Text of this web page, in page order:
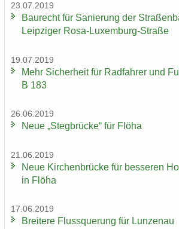
23.07.2019
Bau­recht für Sa­nie­rung der
Leip­zi­ger Rosa-​Luxemburg-Straße
19.07.2019
Mehr Si­cher­heit für Rad­fah­rer und
B 183
26.06.2019
Neue „Steg­brü­cke“ für Flöha
21.06.2019
Neue Kir­chen­brü­cke für bes­se­ren
in Flöha
17.06.2019
Brei­te­re Fluss­que­rung für Lun­zen­au